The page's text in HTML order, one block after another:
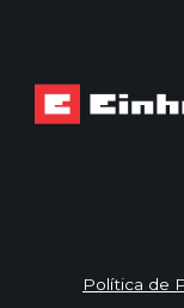
Política de